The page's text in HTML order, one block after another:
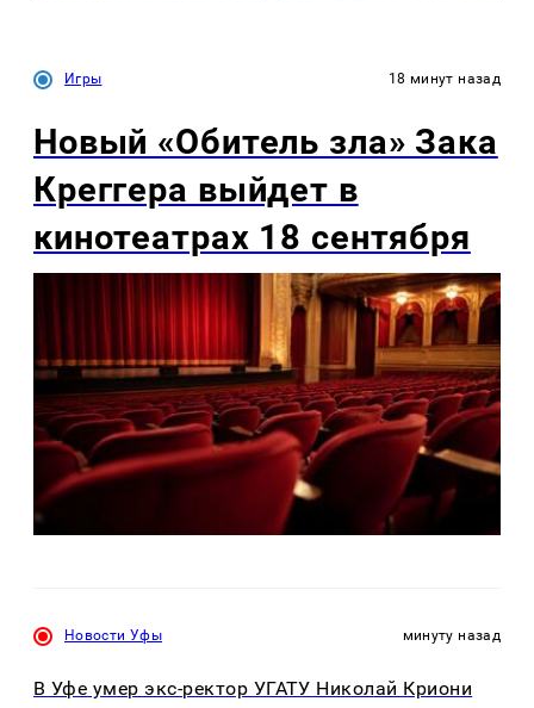
Игры 18 минут назад
Новый «Обитель зла» Зака
Креггера выйдет в
кинотеатрах 18 сентября
Новости Уфы минуту назад
В Уфе умер экс-ректор УГАТУ Николай Криони